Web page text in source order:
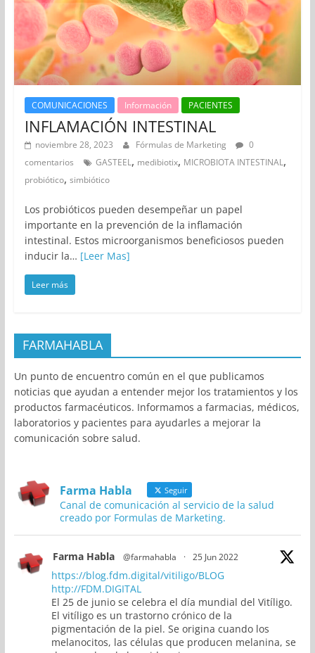
COMUNICACIONES Información PACIENTES
INFLAMACIÓN INTESTINAL
noviembre 28, 2023 Fórmulas de Marketing
0
comentarios
GASTEEL, medibiotix, MICROBIOTA INTESTINAL,
probiótico, simbiótico
Los probióticos pueden desempeñar un papel
importante en la prevención de la inflamación
intestinal. Estos microorganismos beneficiosos pueden
inducir la… [Leer Mas]
Leer más
FARMAHABLA
Un punto de encuentro común en el que publicamos
noticias que ayudan a entender mejor los tratamientos y los
productos farmacéuticos. Informamos a farmacias, médicos,
laboratorios y pacientes para ayudarles a mejorar la
comunicación sobre salud.
Farma Habla Seguir
Canal de comunicación al servicio de la salud
creado por Formulas de Marketing.
Farma Habla @farmahabla · 25 Jun 2022
https://blog.fdm.digital/vitiligo/BLOG
http://FDM.DIGITAL
El 25 de junio se celebra el día mundial del Vitíligo.
El vitíligo es un trastorno crónico de la
pigmentación de la piel. Se origina cuando los
melanocitos, las células que producen melanina, se